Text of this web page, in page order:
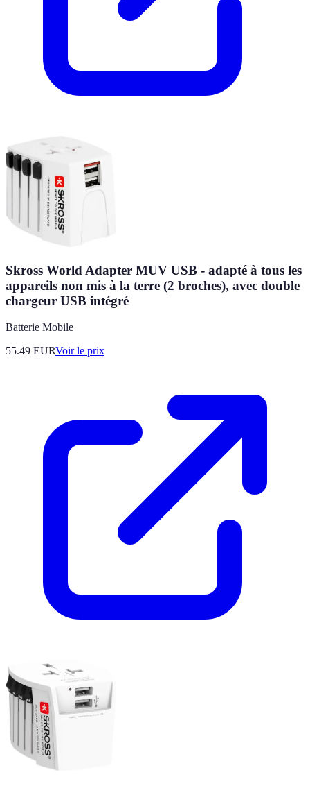
Skross World Adapter MUV USB - adapté à tous les
appareils non mis à la terre (2 broches), avec double
chargeur USB intégré
Batterie Mobile
55.49 EURVoir le prix